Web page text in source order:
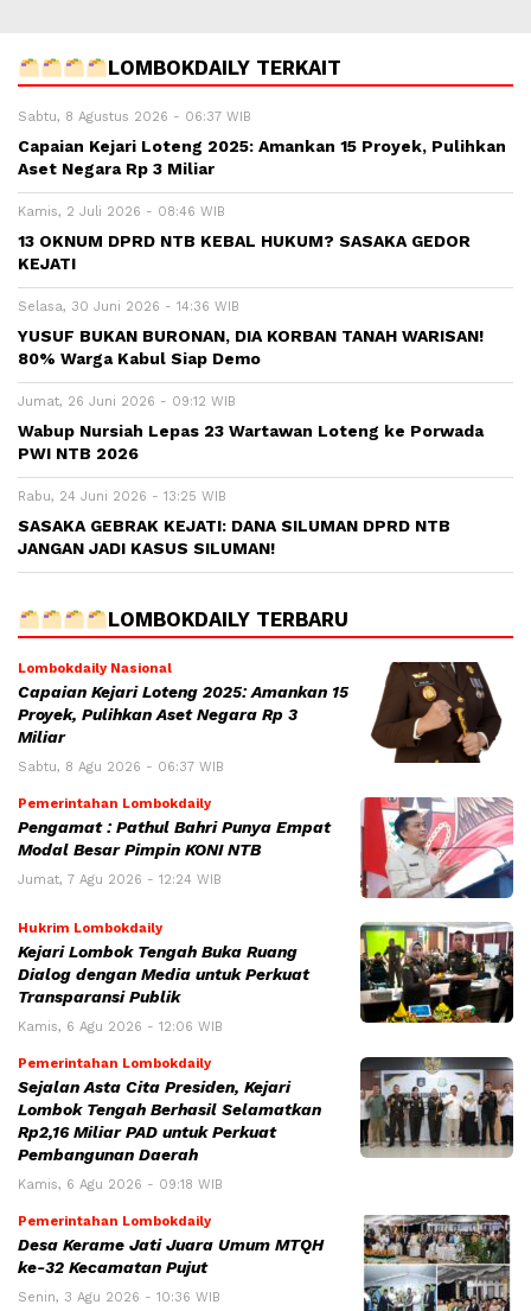
LOMBOKDAILY TERKAIT
Sabtu, 8 Agustus 2026 - 06:37 WIB
Capaian Kejari Loteng 2025: Amankan 15 Proyek, Pulihkan
Aset Negara Rp 3 Miliar
Kamis, 2 Juli 2026 - 08:46 WIB
13 OKNUM DPRD NTB KEBAL HUKUM? SASAKA GEDOR
KEJATI
Selasa, 30 Juni 2026 - 14:36 WIB
YUSUF BUKAN BURONAN, DIA KORBAN TANAH WARISAN!
80% Warga Kabul Siap Demo
Jumat, 26 Juni 2026 - 09:12 WIB
Wabup Nursiah Lepas 23 Wartawan Loteng ke Porwada
PWI NTB 2026
Rabu, 24 Juni 2026 - 13:25 WIB
SASAKA GEBRAK KEJATI: DANA SILUMAN DPRD NTB
JANGAN JADI KASUS SILUMAN!
LOMBOKDAILY TERBARU
Lombokdaily Nasional
Capaian Kejari Loteng 2025: Amankan 15
Proyek, Pulihkan Aset Negara Rp 3
Miliar
Sabtu, 8 Agu 2026 - 06:37 WIB
Pemerintahan Lombokdaily
Pengamat : Pathul Bahri Punya Empat
Modal Besar Pimpin KONI NTB
Jumat, 7 Agu 2026 - 12:24 WIB
Hukrim Lombokdaily
Kejari Lombok Tengah Buka Ruang
Dialog dengan Media untuk Perkuat
Transparansi Publik
Kamis, 6 Agu 2026 - 12:06 WIB
Pemerintahan Lombokdaily
Sejalan Asta Cita Presiden, Kejari
Lombok Tengah Berhasil Selamatkan
Rp2,16 Miliar PAD untuk Perkuat
Pembangunan Daerah
Kamis, 6 Agu 2026 - 09:18 WIB
Pemerintahan Lombokdaily
Desa Kerame Jati Juara Umum MTQH
ke-32 Kecamatan Pujut
Senin, 3 Agu 2026 - 10:36 WIB